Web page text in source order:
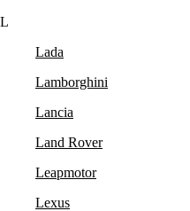
L
Lada
Lamborghini
Lancia
Land Rover
Leapmotor
Lexus